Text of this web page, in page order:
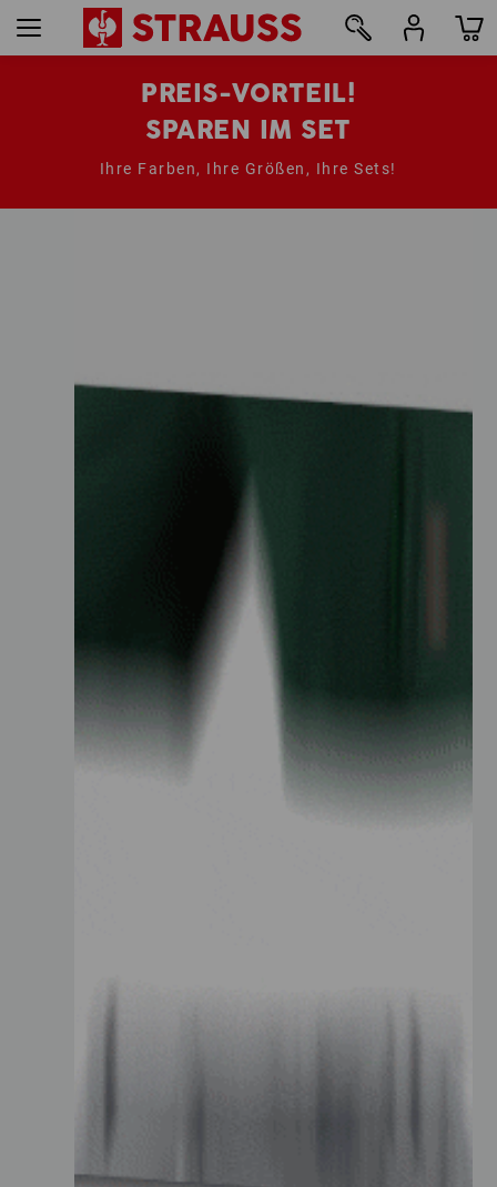
PREIS-VORTEIL!
SPAREN IM SET
Ihre Farben, Ihre Größen, Ihre Sets!